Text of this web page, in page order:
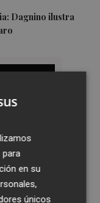
Dagnino ilustra
en su
únicos